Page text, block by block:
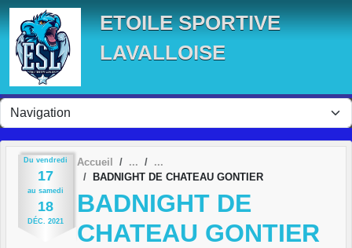
ETOILE SPORTIVE
LAVALLOISE
Du vendredi
17
au samedi
18
DÉC. 2021
Accueil
BADNIGHT DE CHATEAU GONTIER
BADNIGHT DE
CHATEAU GONTIER
Panneau de gestion des cookies